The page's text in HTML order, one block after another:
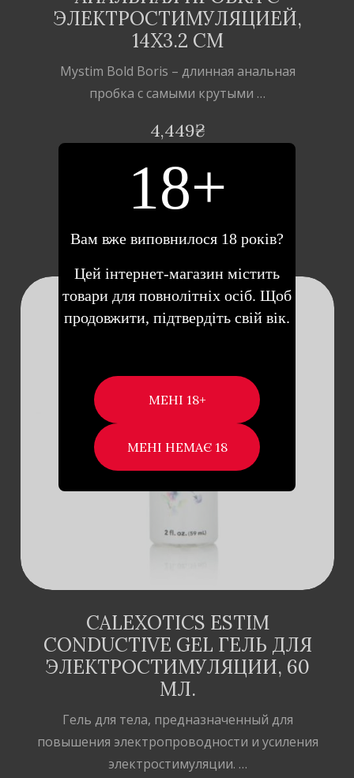
ЭЛЕКТРОСТИМУЛЯЦИЕЙ,
14Х3.2 СМ
Mystim Bold Boris – длинная анальная
пробка с самыми крутыми …
4,449₴
ДОДАТИ В КОШИК
КОШИК
CALEXOTICS ESTIM
CONDUCTIVE GEL ГЕЛЬ ДЛЯ
ЭЛЕКТРОСТИМУЛЯЦИИ, 60
МЛ.
Гель для тела, предназначенный для
повышения электропроводности и усиления
электростимуляции. …
18+
Вам вже виповнилося 18 років?
Цей інтернет-магазин містить
товари для повнолітніх осіб. Щоб
продовжити, підтвердіть свій вік.